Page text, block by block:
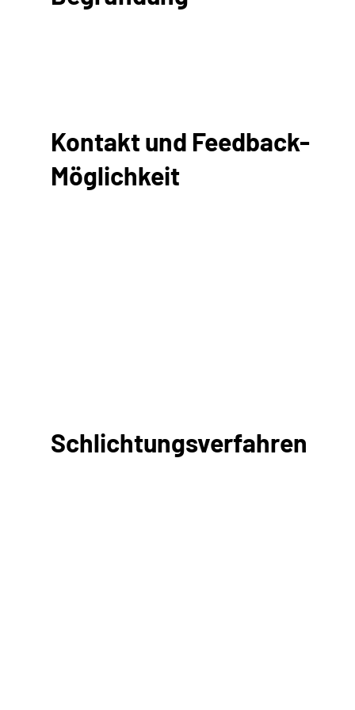
Kontakt und Feedback-
Möglichkeit
Schlichtungsverfahren